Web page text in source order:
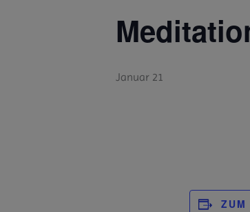
Januar 21
ZUM